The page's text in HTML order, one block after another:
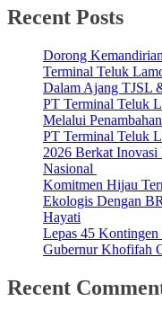
Recent Posts
Dorong
Terminal Teluk
Dalam Ajang TJSL
PT Terminal Teluk
Melalui
PT Terminal Teluk
2026 Berkat
Nasional
Komitmen Hijau
Ekologis Dengan
Hayati
Lepas 45
Gubernur Khofifah
Recent